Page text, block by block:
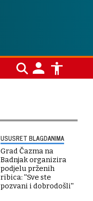
USUSRET BLAGDANIMA
Grad Čazma na
Badnjak organizira
podjelu prženih
ribica: ''Sve ste
pozvani i dobrodošli''